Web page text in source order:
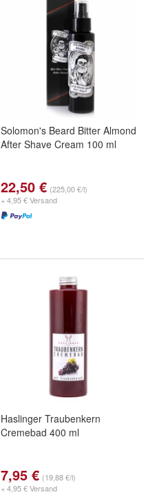
Solomon's Beard Bitter Almond
After Shave Cream 100 ml
22,50 € (225,00 €/l)
+ 4,95 € Versand
Haslinger Traubenkern
Cremebad 400 ml
7,95 € (19,88 €/l)
+ 4,95 € Versand